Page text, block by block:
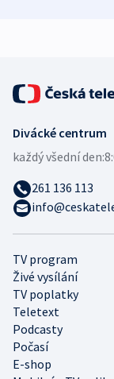
TV program
Živé vysílání
TV poplatky
Teletext
Podcasty
Počasí
E-shop
Divácké centrum
každý všední den:
261 136 113